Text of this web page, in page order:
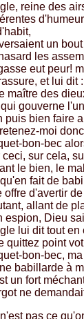
reine des
un
les
eut peur!
et lui dit
maître des
qui gouverne
puis bien faire
moi
bon-bec
ceci, sur cela,
le bien, le
fait de
offre d'avertir
allant de
espion, Dieu
lui dit tout en
quittez point
bon-bec,
babillarde à
un fort
ne
pas ce